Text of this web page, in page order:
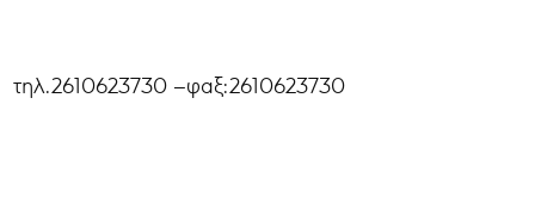
τηλ.2610623730 –φαξ:2610623730